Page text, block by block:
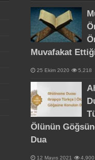
Muvafakat
25 Ekim 2020 5,218
Ölünün
Dua
12 Mayıs 2021 4,900